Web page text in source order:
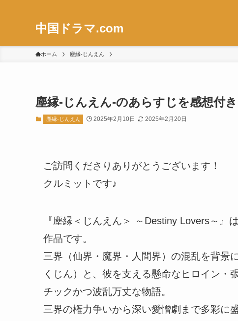
中国ドラマ.com
ホーム 塵縁-じんえん
塵縁-じんえん-のあらすじを感想付
塵縁-じんえん 2025年2月10日 2025年2月20日
ご訪問くださりありがとうございます！
クルミットです♪
『塵縁＜じんえん＞ ～Destiny Lovers～』
作品です。
三界（仙界・魔界・人間界）の混乱を背景
くじん）と、彼を支える懸命なヒロイン・
チックかつ波乱万丈な物語。
三界の権力争いから深い愛憎劇まで多彩に